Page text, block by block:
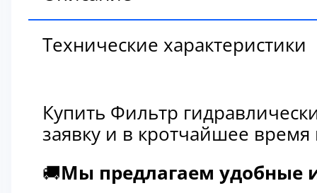
Технические характеристики
Купить Фильтр
заявку и в кротчайшее
🚚Мы предлагаем удобные